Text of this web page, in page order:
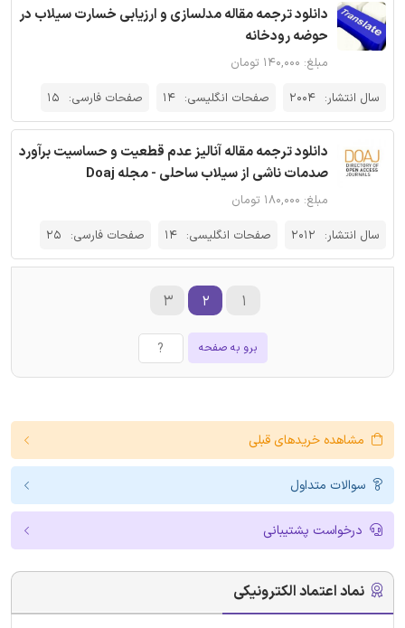
دانلود ترجمه مقاله مدلسازی و ارزیابی خسارت سیلاب در
حوضه رودخانه
مبلغ: ۱۴۰,۰۰۰ تومان
سال انتشار: 2004 صفحات انگلیسی: 14 صفحات فارسی: 15
دانلود ترجمه مقاله آنالیز عدم قطعیت و حساسیت برآورد
صدمات ناشی از سیلاب ساحلی - مجله Doaj
مبلغ: ۱۸۰,۰۰۰ تومان
سال انتشار: 2012 صفحات انگلیسی: 14 صفحات فارسی: 25
برو به صفحه
۱ ۲ ۳
مشاهده خریدهای قبلی
سوالات متداول
درخواست پشتیبانی
نماد اعتماد الکترونیکی